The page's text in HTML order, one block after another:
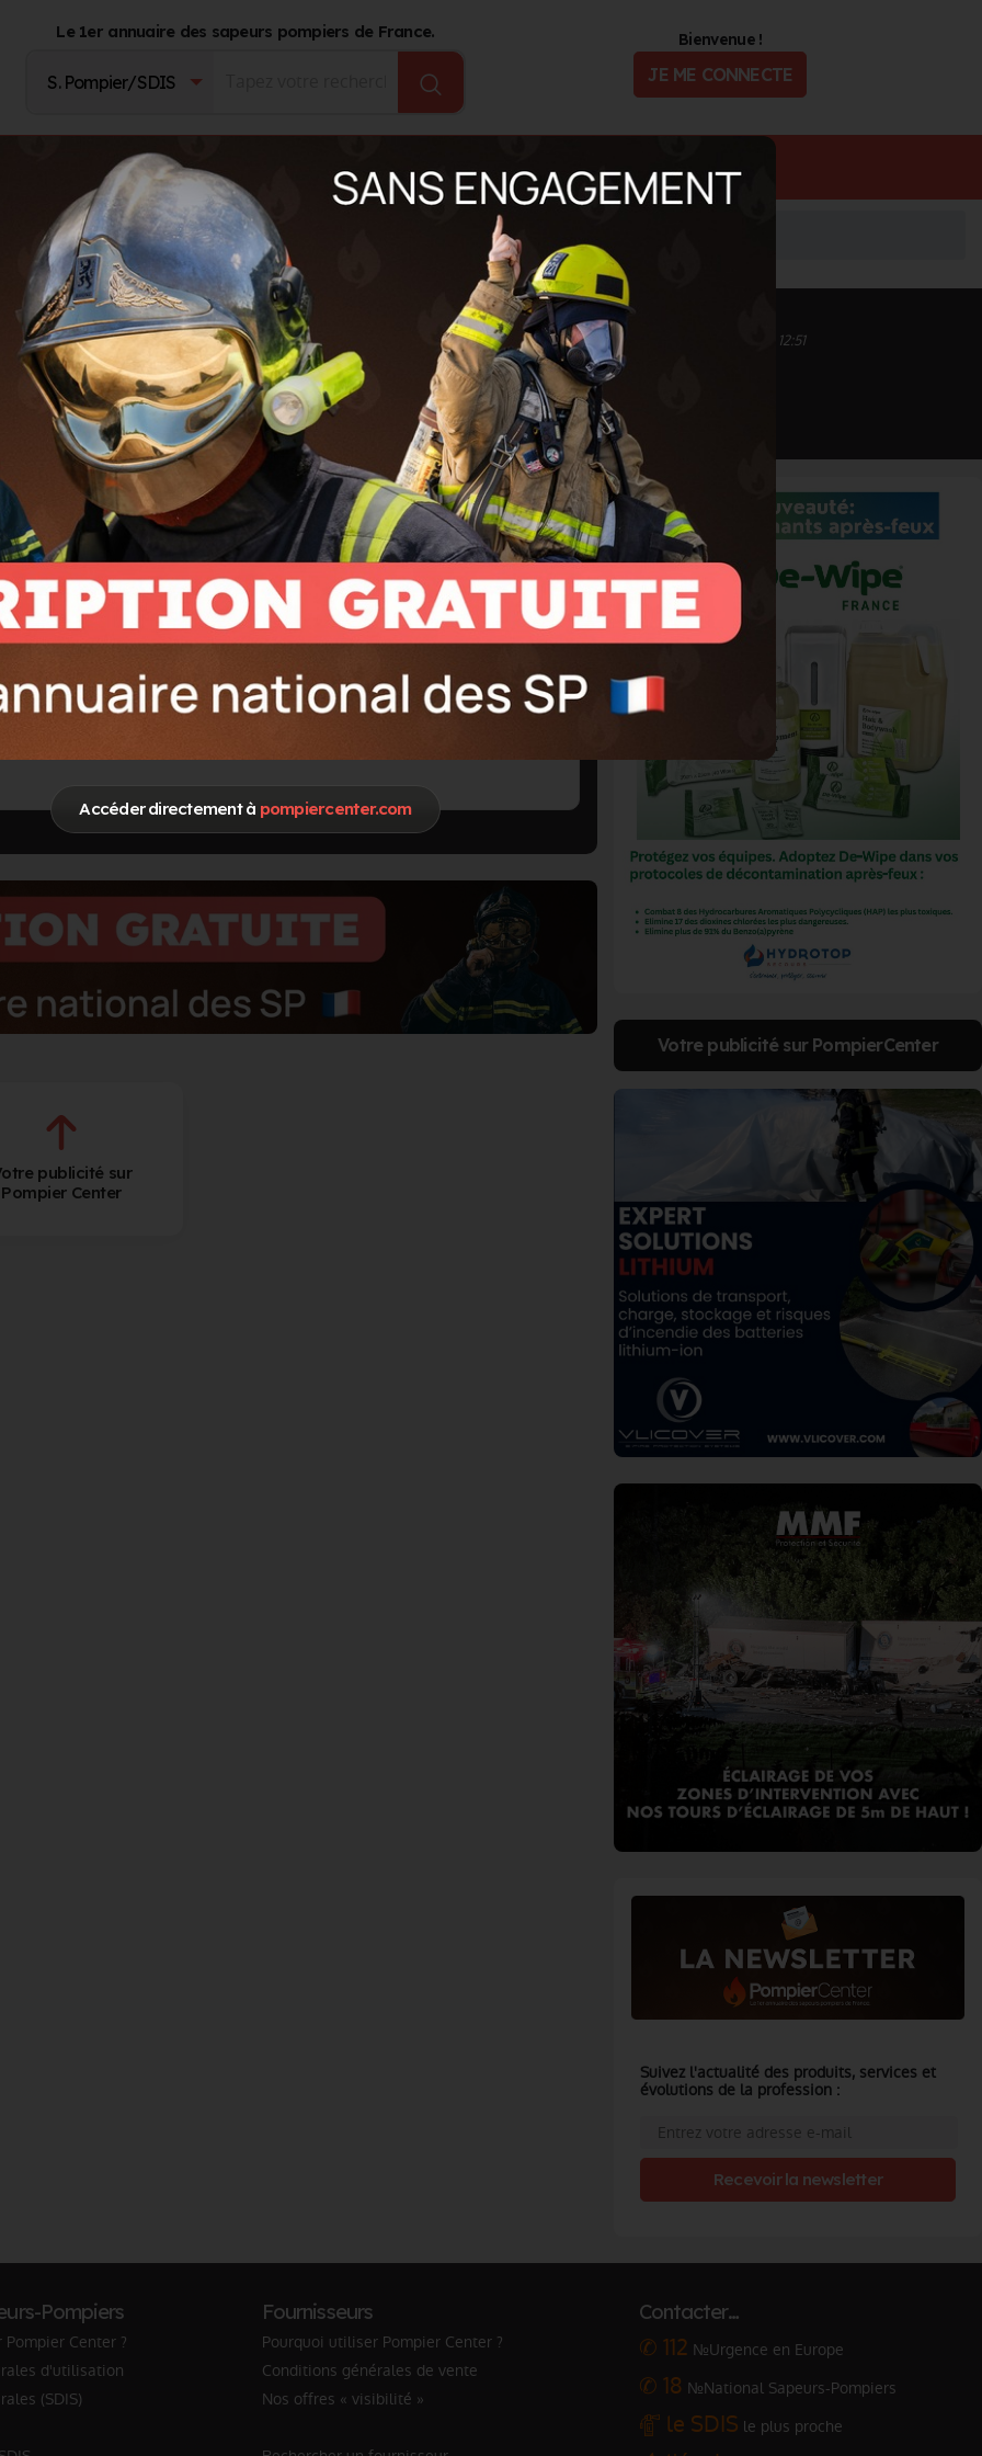
Accéder directement à pompiercenter.com
Le 1er annuaire des sapeurs pompiers de France. Bienvenue !
JE ME CONNECTE
Catalogue Produits Journal d'actualité Offres d'Emploi
Christophe
Inscrit depuis le 22/09/2020 à 10:29
Informations mises à jour le 06/08/2024 à 12:51
publicité sur
Pompier Center
Votre publicité sur PompierCenter
Suivez l'actualité des produits, services et
évolutions de la profession :
Recevoir la newsletter
Pompiers
Center ?
d'utilisation
(SDIS)
Fournisseurs
Pourquoi utiliser Pompier Center ?
Conditions générales de vente
Nos offres « visibilité »
Contacter…
✆ 112 №Urgence en Europe
✆ 18 №National Sapeurs-Pompiers
le SDIS le plus proche